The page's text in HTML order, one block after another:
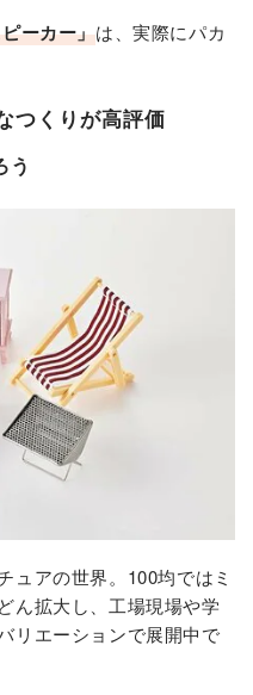
ーカー」は、実際にパカ
つくりが高評価
う
ュアの世界。100均ではミ
ん拡大し、工場現場や学
リエーションで展開中で